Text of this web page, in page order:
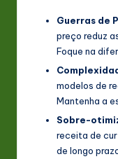
Guerras de
preço reduz
Foque na
modelos de
Mantenha a
Sobre-
receita de
de longo